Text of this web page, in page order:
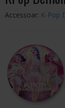
Accessoar: K-Pop